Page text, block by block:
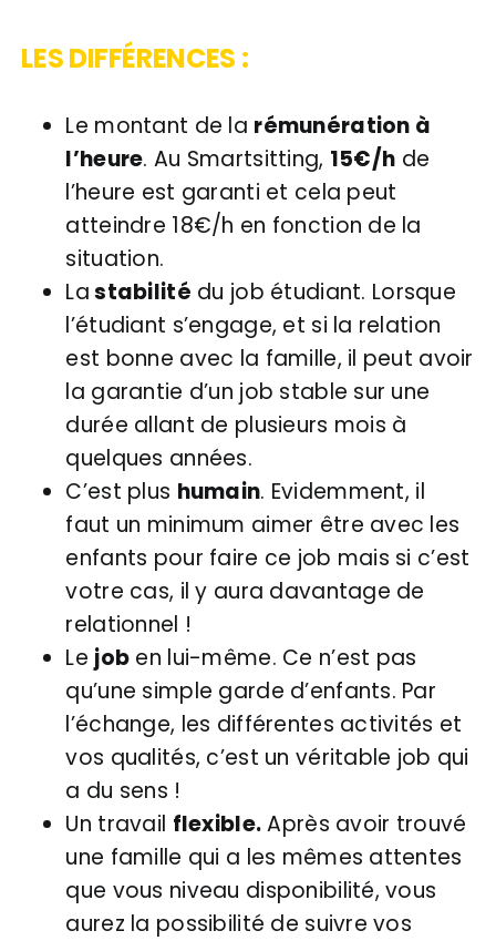
LES DIFFÉRENCES :
Le montant de la rémunération à
l’heure. Au Smartsitting, 15€/h de
l’heure est garanti et cela peut
atteindre 18€/h en fonction de la
situation.
Lastabilité du job étudiant. Lorsque
l’étudiant s’engage, et si la relation
est bonne avec la famille, il peut avoir
la garantie d’un job stable sur une
durée allant de plusieurs mois à
quelques années.
C’est plus humain. Evidemment, il
faut un minimum aimer être avec les
enfants pour faire ce job mais si c’est
votre cas, il y aura davantage de
relationnel !
Le job en lui-même. Ce n’est pas
qu’une simple garde d’enfants. Par
l’échange, les différentes activités et
vos qualités, c’est un véritable job qui
a du sens !
Un travail flexible.Après avoir trouvé
une famille qui a les mêmes attentes
que vous niveau disponibilité, vous
aurez la possibilité de suivre vos